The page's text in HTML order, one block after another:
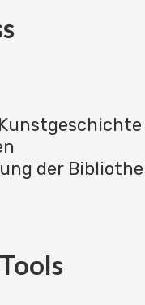
der